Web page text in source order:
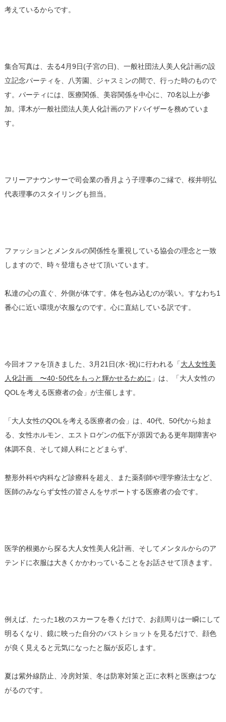
考えているからです。
集合写真は、去る4月9日(子宮の日)、一般社団法人美人化計画の設
立記念パーティを、八芳園、ジャスミンの間で、行った時のもので
す。パーティには、医療関係、美容関係を中心に、70名以上が参
加。澤木が一般社団法人美人化計画のアドバイザーを務めていま
す。
フリーアナウンサーで司会業の香月よう子理事のご縁で、桜井明弘
代表理事のスタイリングも担当。
ファッションとメンタルの関係性を重視している協会の理念と一致
しますので、時々登壇もさせて頂いています。
私達の心の直ぐ、外側が体です。体を包み込むのが装い。すなわち1
番心に近い環境が衣服なのです。心に直結している訳です。
今回オファを頂きました、3月21日(水･祝)に行われる「大人女性美
人化計画 〜40･50代をもっと輝かせるために 」は、「大人女性の
QOLを考える医療者の会」が主催します。
「大人女性のQOLを考える医療者の会」は、40代、50代から始ま
る、女性ホルモン、エストロゲンの低下が原因である更年期障害や
体調不良、そして婦人科にとどまらず、
整形外科や内科など診療科を超え、また薬剤師や理学療法士など、
医師のみならず女性の皆さんをサポートする医療者の会です。
医学的根拠から探る大人女性美人化計画、そしてメンタルからのア
テンドに衣服は大きくかかわっていることをお話させて頂きます。
例えば、たった1枚のスカーフを巻くだけで、お顔周りは一瞬にして
明るくなり、鏡に映った自分のバストショットを見るだけで、顔色
が良く見えると元気になったと脳が反応します。
夏は紫外線防止、冷房対策、冬は防寒対策と正に衣料と医療はつな
がるのです。